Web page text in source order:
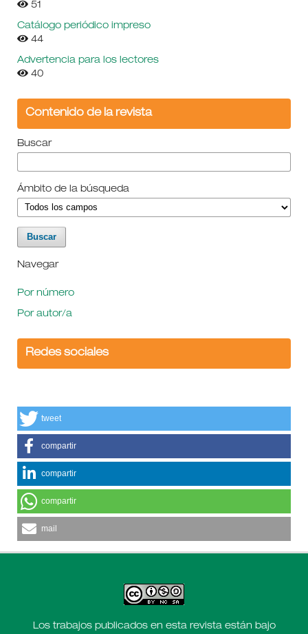
51
Catálogo periódico impreso
44
Advertencia para los lectores
40
Contenido de la revista
Buscar
Ámbito de la búsqueda
Navegar
Por número
Por autor/a
Redes sociales
tweet
compartir
compartir
compartir
mail
Los trabajos publicados en esta revista están bajo